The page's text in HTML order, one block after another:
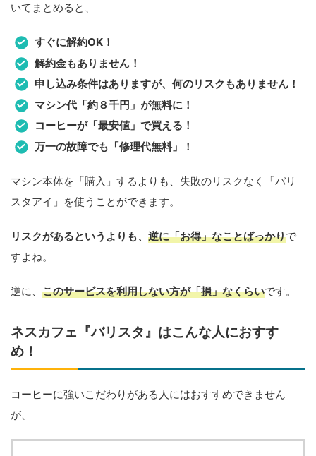
いてまとめると、
すぐに解約OK！
解約金もありません！
申し込み条件はありますが、何のリスクもありません！
マシン代「約８千円」が無料に！
コーヒーが「最安値」で買える！
万一の故障でも「修理代無料」！
マシン本体を「購入」するよりも、失敗のリスクなく「バリ
スタアイ」を使うことができます。
リスクがあるというよりも、 逆に「お得」なことばっかりで
すよね。
逆に、 このサービスを利用しない方が「損」なくらいです。
ネスカフェ『バリスタ』はこんな人におすす
め！
コーヒーに強いこだわりがある人にはおすすめできません
が、